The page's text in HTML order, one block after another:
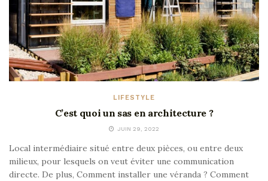
LIFESTYLE
C’est quoi un sas en architecture ?
JUIN 29, 2022
Local intermédiaire situé entre deux pièces, ou entre deux
milieux, pour lesquels on veut éviter une communication
directe. De plus, Comment installer une véranda ? Comment